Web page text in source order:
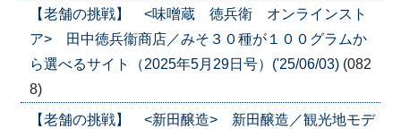
【老舗の挑戦】 <味噌蔵 徳兵衛 オンラインスト
ア> 田中徳兵衞商店／みそ３０種が１００グラムか
ら選べるサイト（2025年5月29日号）('25/06/03) (082
8)
【老舗の挑戦】 <新田醸造> 新田醸造／観光地モデ